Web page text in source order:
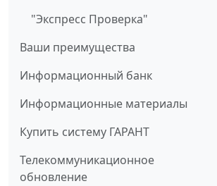
"Экспресс Проверка"
Ваши преимущества
Информационный банк
Информационные материалы
Купить систему ГАРАНТ
Телекоммуникационное
обновление